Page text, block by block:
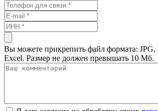
Вы можете прикрепить файл формата: JPG,
Excel. Размер не должен превышать 10 Мб.